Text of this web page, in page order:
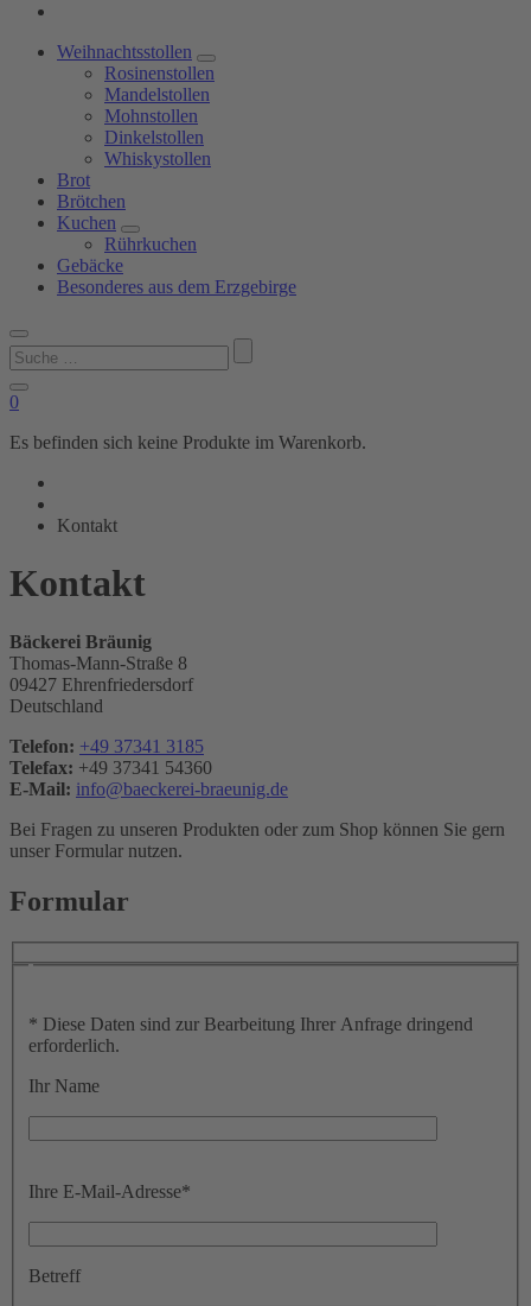
Weihnachtsstollen
Rosinenstollen
Mandelstollen
Mohnstollen
Dinkelstollen
Whiskystollen
Brot
Brötchen
Kuchen
Rührkuchen
Gebäcke
Besonderes aus dem Erzgebirge
Suchen
nach:
0
Es befinden sich keine Produkte im Warenkorb.
Bräunig
Kontakt
Kontakt
Bäckerei Bräunig
Thomas-Mann-Straße 8
09427 Ehrenfriedersdorf
Deutschland
Telefon: +49 37341 3185
Telefax: +49 37341 54360
E-Mail: info@baeckerei-braeunig.de
Bei Fragen zu unseren Produkten oder zum Shop können Sie gern
unser Formular nutzen.
Formular
* Diese Daten sind zur Bearbeitung Ihrer Anfrage dringend
erforderlich.
Ihr Name
lasse
Ihre E-Mail-Adresse*
Betreff